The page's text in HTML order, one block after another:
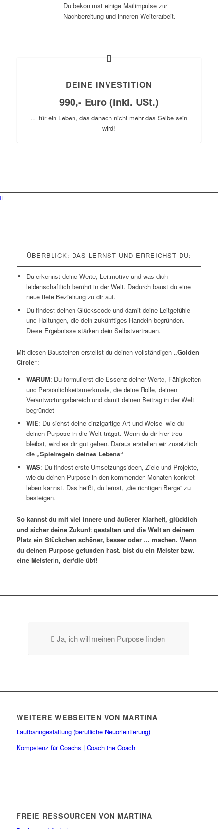
Du bekommst einige Mailimpulse zur
Nachbereitung und inneren Weiterarbeit.
DEINE INVESTITION
990,- Euro (inkl. USt.)
… für ein Leben, das danach nicht mehr das Selbe sein
wird!
ÜBERBLICK: DAS LERNST UND ERREICHST DU:
Du erkennst deine Werte, Leitmotive und was dich
leidenschaftlich berührt in der Welt. Dadurch baust du eine
neue tiefe Beziehung zu dir auf.
Du findest deinen Glückscode und damit deine Leitgefühle
und Haltungen, die dein zukünftiges Handeln begründen.
Diese Ergebnisse stärken dein Selbstvertrauen.
Mit diesen Bausteinen erstellst du deinen vollständigen „Golden
Circle“:
WARUM: Du formulierst die Essenz deiner Werte, Fähigkeiten
und Persönlichkeitsmerkmale, die deine Rolle, deinen
Verantwortungsbereich und damit deinen Beitrag in der Welt
begründet
WIE: Du siehst deine einzigartige Art und Weise, wie du
deinen Purpose in die Welt trägst. Wenn du dir hier treu
bleibst, wird es dir gut gehen. Daraus erstellen wir zusätzlich
die „Spielregeln deines Lebens“
WAS: Du findest erste Umsetzungsideen, Ziele und Projekte,
wie du deinen Purpose in den kommenden Monaten konkret
leben kannst. Das heißt, du lernst, „die richtigen Berge“ zu
besteigen.
So kannst du mit viel innere und äußerer Klarheit, glücklich
und sicher deine Zukunft gestalten und die Welt an deinem
Platz ein Stückchen schöner, besser oder … machen. Wenn
du deinen Purpose gefunden hast, bist du ein Meister bzw.
eine Meisterin, der/die übt!
Ja, ich will meinen Purpose finden
WEITERE WEBSEITEN VON MARTINA
Laufbahngestaltung (berufliche Neuorientierung)
Kompetenz für Coachs | Coach the Coach
FREIE RESSOURCEN VON MARTINA